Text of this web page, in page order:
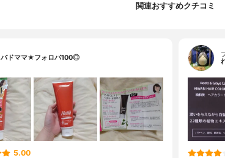
関連おすすめクチコミ
バドママ★フォロバ100◎
5.00